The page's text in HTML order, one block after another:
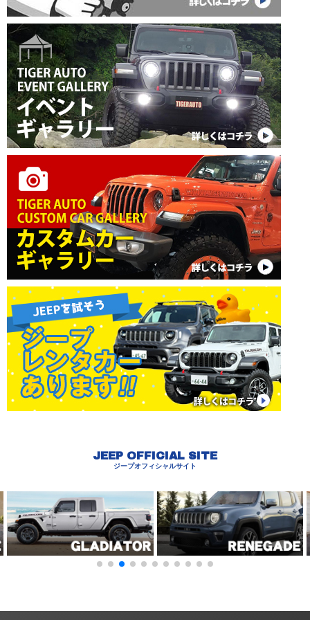
JEEP OFFICIAL SITE
ジープオフィシャルサイト